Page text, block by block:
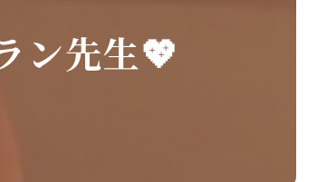
整体院ＯＡＳＩＳイオンモール直方院
ン先生💖